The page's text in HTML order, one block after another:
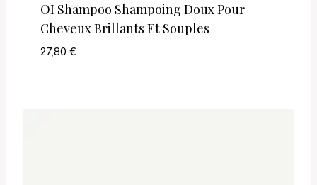
OI Shampoo Shampoing Doux Pour
Cheveux Brillants Et Souples
27,80 €